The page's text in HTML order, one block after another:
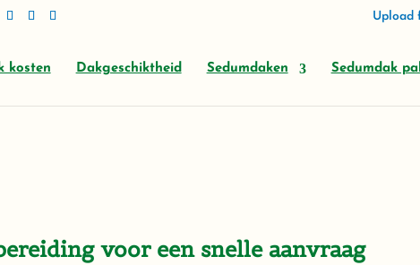
Upload
kosten Dakgeschiktheid Sedumdaken Sedumdak
voor een snelle aanvraag